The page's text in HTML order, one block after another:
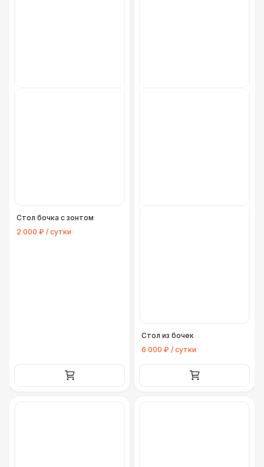
Стол бочка с зонтом
2 000 ₽ / сутки
Стол из бочек
6 000 ₽ / сутки